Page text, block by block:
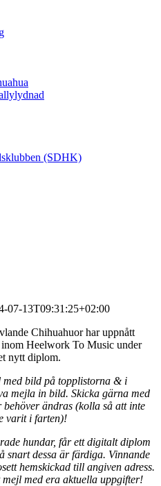
(SDHK)
07-13T09:31:25+02:00
Chihuahuor har uppnått
Heelwork To Music under
nytt diplom.
bild på topplistorna & i
mejla in bild. Skicka gärna med
ändras (kolla så att inte
varit i farten)!
hundar, får ett digitalt diplom
snart dessa är färdiga. Vinnande
hemskickad till angiven adress.
med era aktuella uppgifter!